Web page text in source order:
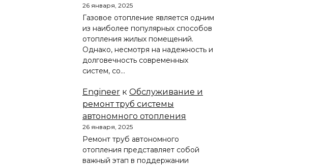
26 января, 2025
Газовое отопление является одним
из наиболее популярных способов
отопления жилых помещений.
Однако, несмотря на надежность и
долговечность современных
систем, со…
Engineer к Обслуживание и
ремонт труб системы
автономного отопления
26 января, 2025
Ремонт труб автономного
отопления представляет собой
важный этап в поддержании